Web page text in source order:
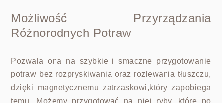
Możliwość Przyrządzania
Różnorodnych Potraw
Pozwala ona na szybkie i smaczne przygotowanie
potraw bez rozpryskiwania oraz rozlewania tłuszczu,
dzięki magnetycznemu zatrzaskowi,który zapobiega
temu. Możemy przygotować na niej ryby, które po